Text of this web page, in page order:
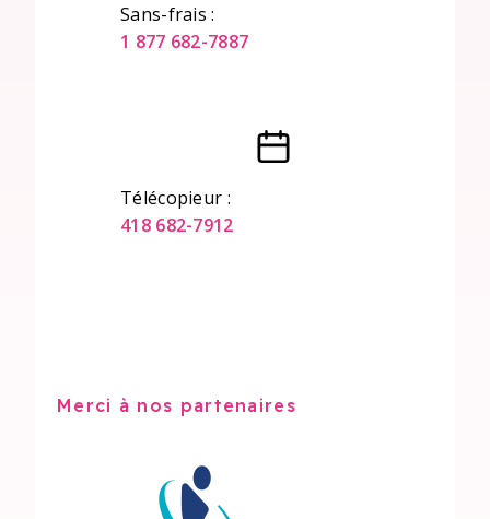
Sans-frais :
1 877 682-7887
Télécopieur :
418 682-7912
Merci à nos partenaires